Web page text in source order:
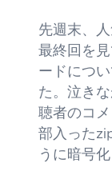
先週末、
最終回を
ードにつ
た。泣き
聴者のコ
部入った
うに暗号